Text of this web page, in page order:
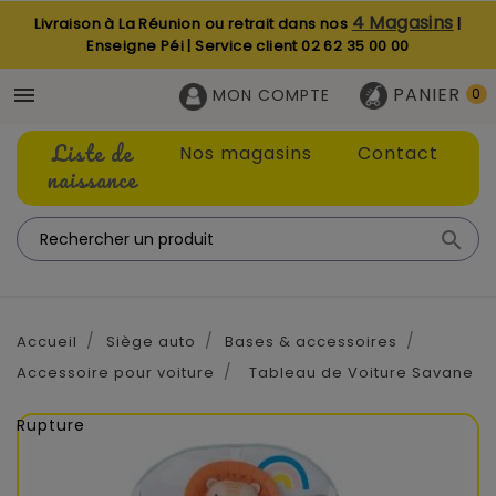
Livraison à La Réunion ou retrait dans nos 4 Magasins |
Enseigne Péi | Service client02 62 35 00 00
 PANIER 0
MON COMPTE
Liste de
naissance
Nos magasins Contact

Accueil Siège auto
Bases & accessoires
Accessoire pour voiture
Tableau de Voiture Savane
Rupture